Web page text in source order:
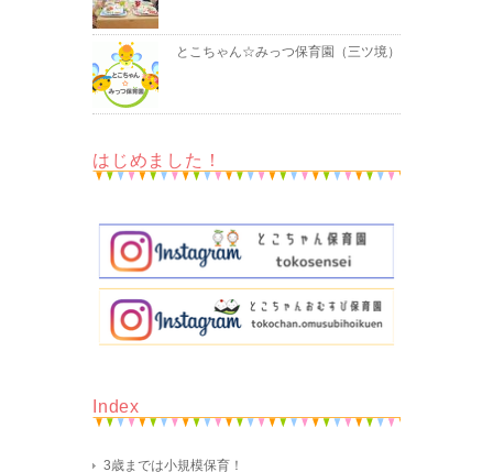
とこちゃん☆みっつ保育園（三ツ境）
はじめました！
Index
3歳までは小規模保育！